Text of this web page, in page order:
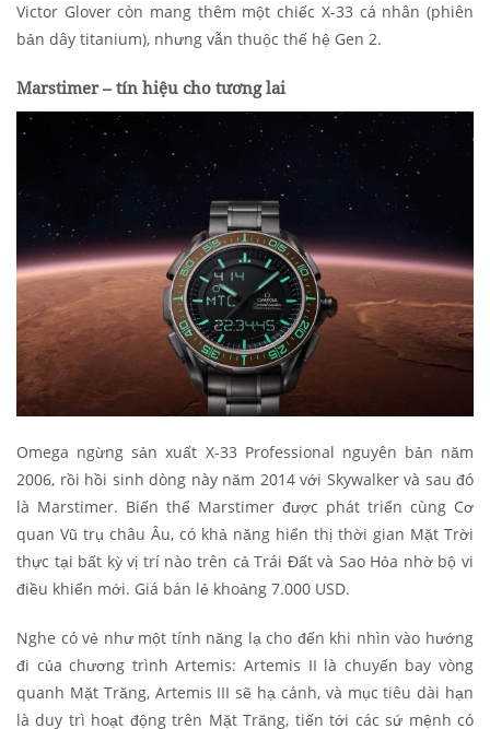
Victor Glover còn mang thêm một chiếc X-33 cá nhân (phiên
bản dây titanium), nhưng vẫn thuộc thế hệ Gen 2.
Marstimer–tín hiệu cho tương lai
Omega ngừng sản xuất X-33 Professional nguyên bản năm
2006, rồi hồi sinh dòng này năm 2014 với Skywalker và sau đó
là Marstimer. Biến thể Marstimer được phát triển cùng Cơ
quan Vũ trụ châu Âu, có khả năng hiển thị thời gian Mặt Trời
thực tại bất kỳ vị trí nào trên cả Trái Đất và Sao Hỏa nhờ bộ vi
điều khiển mới. Giá bán lẻ khoảng 7.000 USD.
Nghe có vẻ như một tính năng lạ cho đến khi nhìn vào hướng
đi của chương trình Artemis: Artemis II là chuyến bay vòng
quanh Mặt Trăng, Artemis III sẽ hạ cánh, và mục tiêu dài hạn
là duy trì hoạt động trên Mặt Trăng, tiến tới các sứ mệnh có